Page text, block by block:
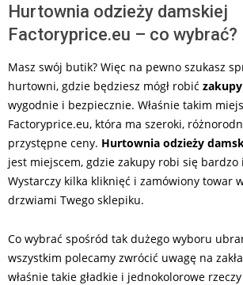
Hurtownia odzieży damskiej
Factoryprice.eu – co wybrać?
Masz swój butik? Więc na pewno szukasz
hurtowni, gdzie będziesz mógł robić
wygodnie i bezpiecznie. Właśnie takim
Factoryprice.eu, która ma szeroki,
przystępne ceny. Hurtownia odzieży
jest miejscem, gdzie zakupy robi się
Wystarczy kilka kliknięć i zamówiony towar
drzwiami Twego sklepiku.
Co wybrać spośród tak dużego wyboru
wszystkim polecamy zwrócić uwagę na
właśnie takie gładkie i jednokolorowe